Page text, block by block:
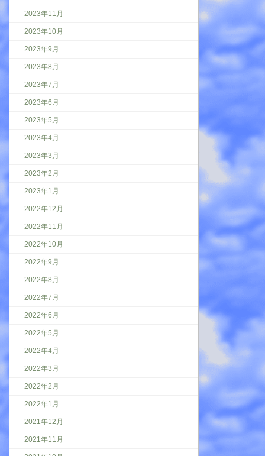
2023年11月
2023年10月
2023年9月
2023年8月
2023年7月
2023年6月
2023年5月
2023年4月
2023年3月
2023年2月
2023年1月
2022年12月
2022年11月
2022年10月
2022年9月
2022年8月
2022年7月
2022年6月
2022年5月
2022年4月
2022年3月
2022年2月
2022年1月
2021年12月
2021年11月